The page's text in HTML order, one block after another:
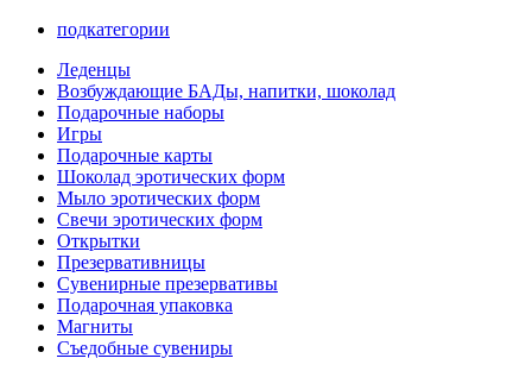
подкатегории
Леденцы
Возбуждающие БАДы, напитки, шоколад
Подарочные наборы
Игры
Подарочные карты
Шоколад эротических форм
Мыло эротических форм
Свечи эротических форм
Открытки
Презервативницы
Сувенирные презервативы
Подарочная упаковка
Магниты
Съедобные сувениры